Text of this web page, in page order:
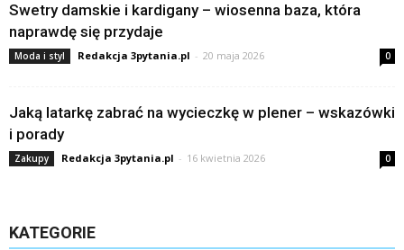
Swetry damskie i kardigany – wiosenna baza, która
naprawdę się przydaje
Moda i styl Redakcja 3pytania.pl - 20 maja 2026 0
Jaką latarkę zabrać na wycieczkę w plener – wskazówki
i porady
Zakupy Redakcja 3pytania.pl - 16 kwietnia 2026 0
KATEGORIE